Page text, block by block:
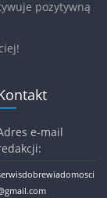
pozytywną
e-mail